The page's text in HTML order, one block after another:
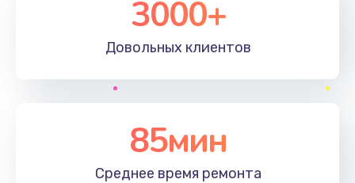
3000+
Довольных клиентов
85мин
Среднее время ремонта